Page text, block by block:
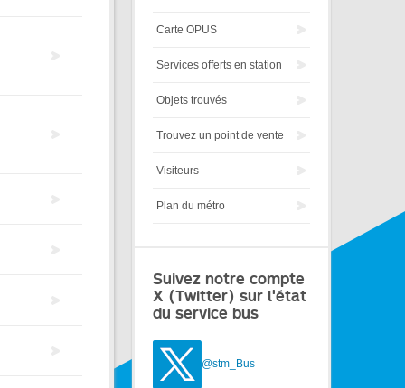
Carte OPUS
Services offerts en station
Objets trouvés
Trouvez un point de vente
Visiteurs
Plan du métro
Suivez notre compte
X (Twitter) sur l'état
du service bus
@stm_Bus